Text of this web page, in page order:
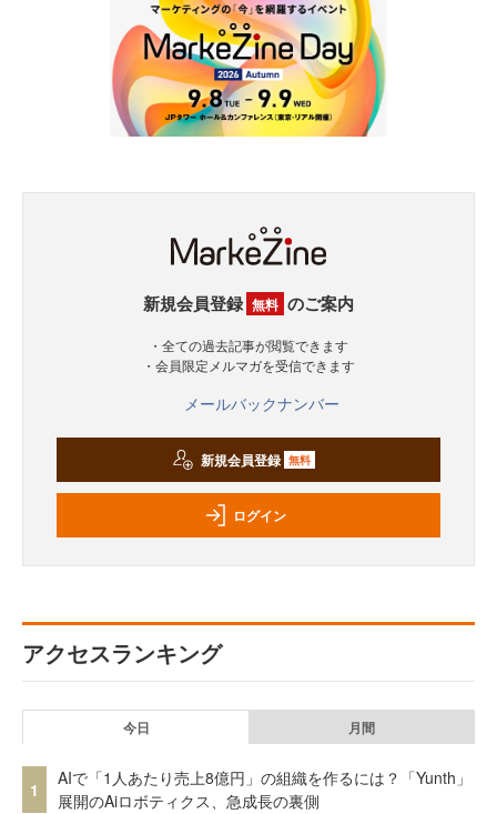
新規会員登録 無料 のご案内
・全ての過去記事が閲覧できます
・会員限定メルマガを受信できます
メールバックナンバー
新規会員登録 無料
ログイン
アクセスランキング
今日 月間
1
AIで「1人あたり売上8億円」の組織を作るには？「Yunth」
展開のAiロボティクス、急成長の裏側